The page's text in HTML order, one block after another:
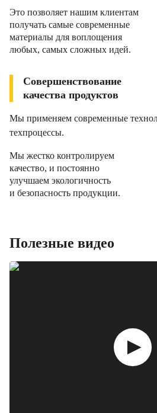
Это позволяет нашим клиентам
получать самые современные
материалы для воплощения
любых, самых сложных идей.
Совершенствование
качества продуктов
Мы применяем современные
техпроцессы.
Мы жестко контролируем
качество, и постоянно
улучшаем экологичность
и безопасность продукции.
Полезные видео